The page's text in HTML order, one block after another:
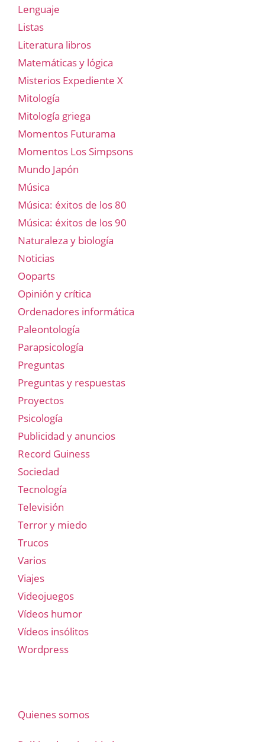
Lenguaje
Listas
Literatura libros
Matemáticas y lógica
Misterios Expediente X
Mitología
Mitología griega
Momentos Futurama
Momentos Los Simpsons
Mundo Japón
Música
Música: éxitos de los 80
Música: éxitos de los 90
Naturaleza y biología
Noticias
Ooparts
Opinión y crítica
Ordenadores informática
Paleontología
Parapsicología
Preguntas
Preguntas y respuestas
Proyectos
Psicología
Publicidad y anuncios
Record Guiness
Sociedad
Tecnología
Televisión
Terror y miedo
Trucos
Varios
Viajes
Videojuegos
Vídeos humor
Vídeos insólitos
Wordpress
Quienes somos